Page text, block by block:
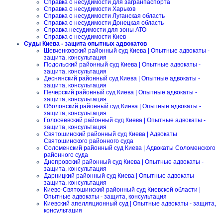
Справка о несудимости для загранпаспорта
Справка о несудимости Харьков
Справка о несудимости Луганская область
Справка о несудимости Донецкая область
Справка несудимости для зоны АТО
Справка о несудимости Киев
Суды Киева - защита опытных адвокатов
Шевченковский районный суд Киева | Опытные адвокаты -
защита, консультация
Подольский районный суд Киева | Опытные адвокаты -
защита, консультация
Деснянский районный суд Киева | Опытные адвокаты -
защита, консультация
Печерский районный суд Киева | Опытные адвокаты -
защита, консультация
Оболонский районный суд Киева | Опытные адвокаты -
защита, консультация
Голосеевский районный суд Киева | Опытные адвокаты -
защита, консультация
Святошинский районный суд Киева | Адвокаты
Святошинского районного суда
Соломенский районный суд Киева | Адвокаты Соломенского
районного суда
Днепровский районный суд Киева | Опытные адвокаты -
защита, консультация
Дарницкий районный суд Киева | Опытные адвокаты -
защита, консультация
Киево-Святошинский районный суд Киевской области |
Опытные адвокаты - защита, консультация
Киевский апелляционный суд | Опытные адвокаты - защита,
консультация